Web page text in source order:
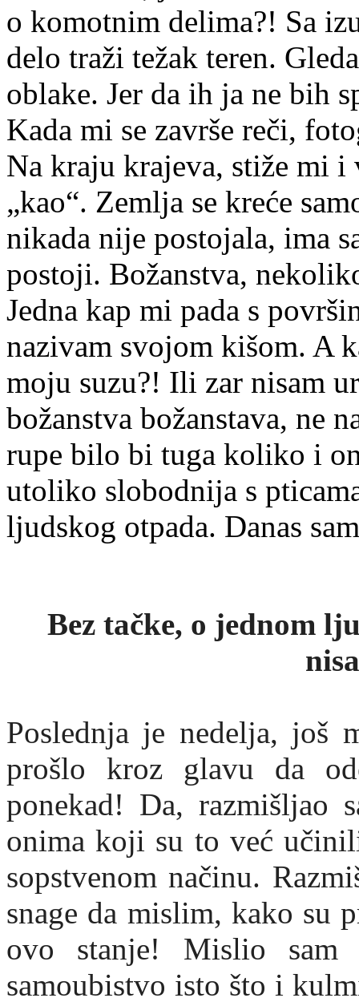
o komotnim delima?! Sa
delo traži težak teren.
oblake. Jer da ih ja ne bih
Kada mi se završe reči,
Na kraju krajeva, stiže mi i
„kao“. Zemlja se kreće
nikada nije postojala, ima
postoji. Božanstva,
Jedna kap mi pada s
nazivam svojom kišom. A
moju suzu?! Ili zar nisam
božanstva božanstava, ne
rupe bilo bi tuga koliko i
utoliko slobodnija s
ljudskog otpada. Danas
Bez tačke, o jednom
Poslednja je nedelja, još
prošlo kroz glavu da
ponekad! Da, razmišljao
onima koji su to već
sopstvenom načinu.
snage da mislim, kako
ovo stanje! Mislio
samoubistvo isto što i